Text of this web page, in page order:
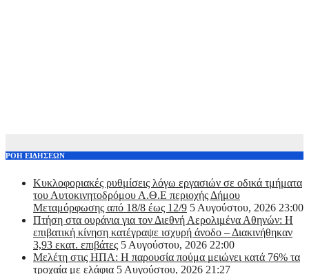
ΡΟΗ ΕΙΔΗΣΕΩΝ
Kυκλοφοριακές ρυθμίσεις λόγω εργασιών σε οδικά τμήματα
του Αυτοκινητοδρόμου Α.Θ.Ε περιοχής Δήμου
Μεταμόρφωσης από 18/8 έως 12/9 5 Αυγούστου, 2026 23:00
Πτήση στα ουράνια για τον Διεθνή Αερολιμένα Αθηνών: Η
επιβατική κίνηση κατέγραψε ισχυρή άνοδο – Διακινήθηκαν
3,93 εκατ. επιβάτες 5 Αυγούστου, 2026 22:00
Μελέτη στις ΗΠΑ: Η παρουσία πούμα μειώνει κατά 76% τα
τροχαία με ελάφια 5 Αυγούστου, 2026 21:27